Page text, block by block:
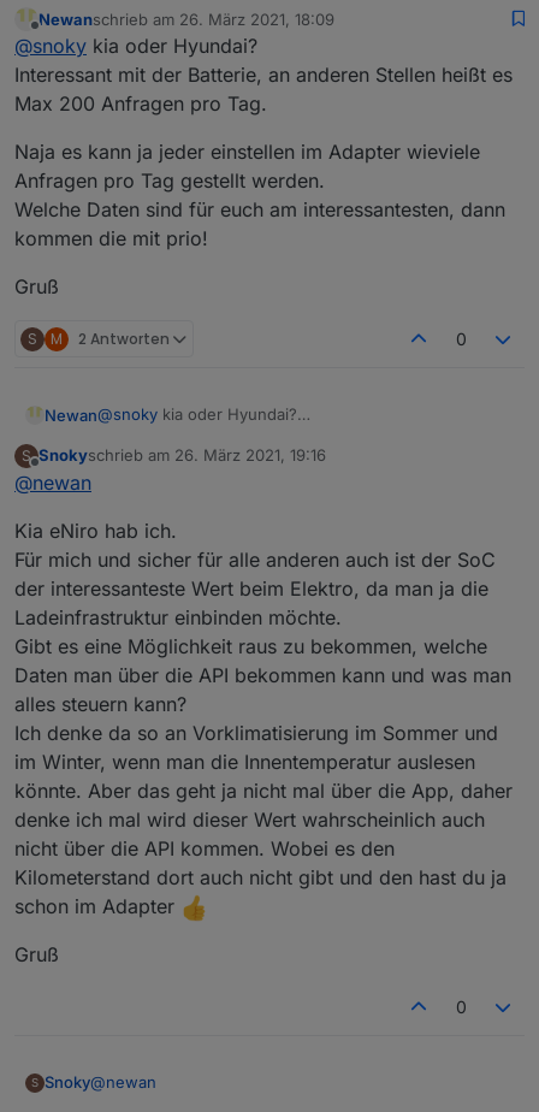
das sich jemand gefunden hat.
Habe den Adapter mal getestet. Lock Status kommt und
ist korrekt, die Buttons auf/zu funktionieren auch. Der
Kilometerstand wird auch richtig wiedergegeben.
Mehr Werte sind bei mir jetzt noch nicht aufgetaucht.
Zum Abfrageintervall noch ein Hinweis aus eigener
Erfahrung. Diesen nicht zu groß, bzw. zu eng wählen,
da dies an der Batterie (ich meine nicht den großen
Akku) zieht. Hab das bei openWB für Testzwecke im
Minutentakt abgefragt und vergessen zu ändern. Über
Nacht war die Batterie tot.
Offline
Newanschrieb am 26. März 2021, 18:09
zuletzt editiert von
@snoky kia oder Hyundai?
Interessant mit der Batterie, an anderen Stellen heißt es
Max 200 Anfragen pro Tag.
Naja es kann ja jeder einstellen im Adapter wieviele
Anfragen pro Tag gestellt werden.
Welche Daten sind für euch am interessantesten, dann
kommen die mit prio!
Gruß
S M 2 Antworten 0
Newan@snoky kia oder Hyundai?
es Max 200 Anfragen pro Tag.
Naja es kann ja jeder einstellen im Adapter wieviele
kommen die mit prio!
S Snokyschrieb am 26. März 2021, 19:16
zuletzt editiert von
@newan
Kia eNiro hab ich.
Für mich und sicher für alle anderen auch ist der SoC
der interessanteste Wert beim Elektro, da man ja die
Ladeinfrastruktur einbinden möchte.
Gibt es eine Möglichkeit raus zu bekommen, welche
Daten man über die API bekommen kann und was man
alles steuern kann?
Ich denke da so an Vorklimatisierung im Sommer und
im Winter, wenn man die Innentemperatur auslesen
könnte. Aber das geht ja nicht mal über die App, daher
denke ich mal wird dieser Wert wahrscheinlich auch
nicht über die API kommen. Wobei es den
Kilometerstand dort auch nicht gibt und den hast du ja
schon im Adapter
Gruß
0
S Snoky@newan